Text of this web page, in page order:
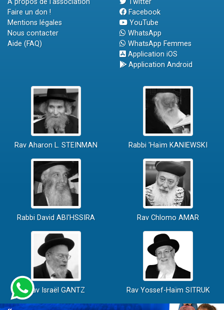
A propos de l'association
Faire un don !
Mentions légales
Nous contacter
Aide (FAQ)
Twitter
Facebook
YouTube
WhatsApp
WhatsApp Femmes
Application iOS
Application Android
Rav Aharon L. STEINMAN Rabbi 'Haïm KANIEWSKI
Rabbi David ABI'HSSIRA Rav Chlomo AMAR
Rav Israël GANTZ Rav Yossef-Haïm SITRUK